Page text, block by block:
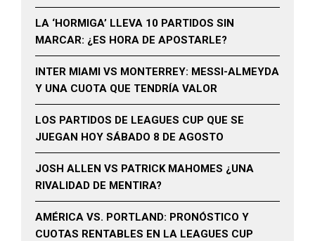
LA ‘HORMIGA’ LLEVA 10 PARTIDOS SIN
MARCAR: ¿ES HORA DE APOSTARLE?
INTER MIAMI VS MONTERREY: MESSI-ALMEYDA
Y UNA CUOTA QUE TENDRÍA VALOR
LOS PARTIDOS DE LEAGUES CUP QUE SE
JUEGAN HOY SÁBADO 8 DE AGOSTO
JOSH ALLEN VS PATRICK MAHOMES ¿UNA
RIVALIDAD DE MENTIRA?
AMÉRICA VS. PORTLAND: PRONÓSTICO Y
CUOTAS RENTABLES EN LA LEAGUES CUP